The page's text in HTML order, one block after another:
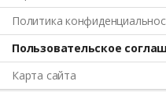
Политика
Пользовательское
Карта сайта